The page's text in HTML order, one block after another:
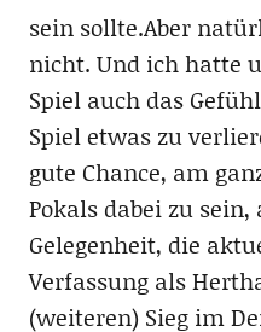
sein sollte.Aber
nicht. Und ich hatte
Spiel auch das
Spiel etwas zu
gute Chance, am
Pokals dabei zu sein,
Gelegenheit, die
Verfassung als
(weiteren) Sieg im